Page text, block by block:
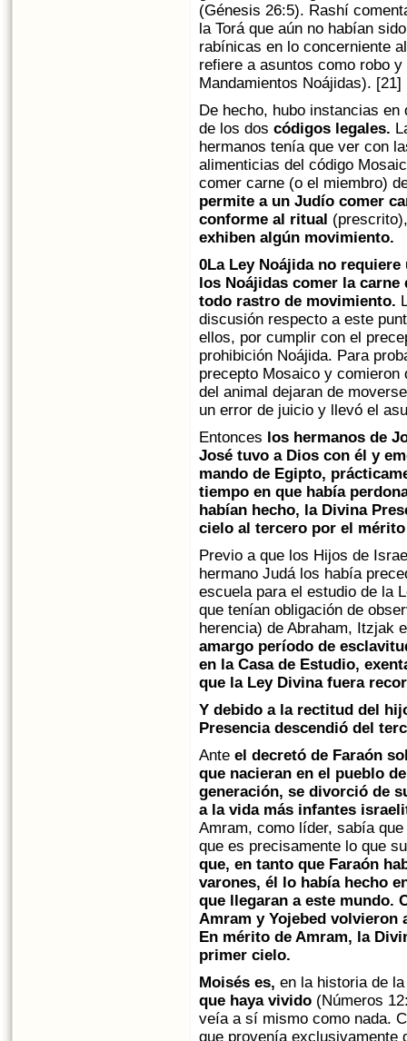
(Génesis 26:5). Rashí
la Torá que aún no habían
rabínicas en lo concerniente
refiere a asuntos como robo
Mandamientos Noájidas). [21]
De hecho, hubo instancias
de los dos códigos legales.
hermanos tenía que ver con
alimenticias del código
comer carne (o el miembro)
permite a un Judío comer
conforme al ritual (prescrito),
exhiben algún movimiento.
0La Ley Noájida no
los Noájidas comer la carne
todo rastro de movimiento.
discusión respecto a este
ellos, por cumplir con el
prohibición Noájida. Para
precepto Mosaico y
del animal dejaran de
un error de juicio y llevó el
Entonces los hermanos de
José tuvo a Dios con él y
mando de Egipto,
tiempo en que había
habían hecho, la Divina
cielo al tercero por el
Previo a que los Hijos de
hermano Judá los había
escuela para el estudio de la
que tenían obligación de
herencia) de Abraham, Itzjak
amargo período de
en la Casa de Estudio,
que la Ley Divina fuera
Y debido a la rectitud del
Presencia descendió del
Ante el decretó de Faraón
que nacieran en el pueblo
generación, se divorció de
a la vida más infantes
Amram, como líder, sabía
que es precisamente lo que
que, en tanto que Faraón
varones, él lo había hecho
que llegaran a este mundo.
Amram y Yojebed volvieron
En mérito de Amram, la
primer cielo.
Moisés es, en la historia de
que haya vivido (Números
veía a sí mismo como nada.
que provenía exclusivamente